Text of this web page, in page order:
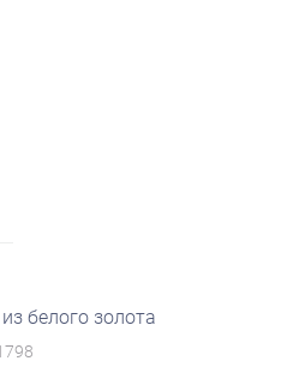
белого золота